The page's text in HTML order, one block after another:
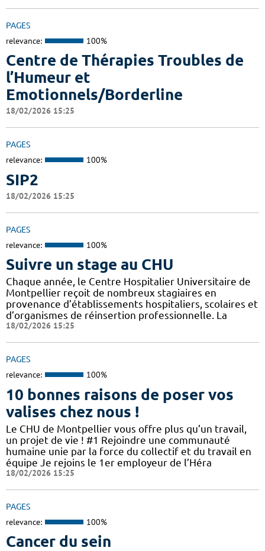
PAGES
relevance: 100%
Centre de Thérapies Troubles de
l’Humeur et
Emotionnels/Borderline
18/02/2026 15:25
PAGES
relevance: 100%
SIP2
18/02/2026 15:25
PAGES
relevance: 100%
Suivre un stage au CHU
Chaque année, le Centre Hospitalier Universitaire de
Montpellier reçoit de nombreux stagiaires en
provenance d’établissements hospitaliers, scolaires et
d’organismes de réinsertion professionnelle. La
18/02/2026 15:25
PAGES
relevance: 100%
10 bonnes raisons de poser vos
valises chez nous !
Le CHU de Montpellier vous offre plus qu’un travail,
un projet de vie ! #1 Rejoindre une communauté
humaine unie par la force du collectif et du travail en
équipe Je rejoins le 1er employeur de l’Héra
18/02/2026 15:25
PAGES
relevance: 100%
Cancer du sein